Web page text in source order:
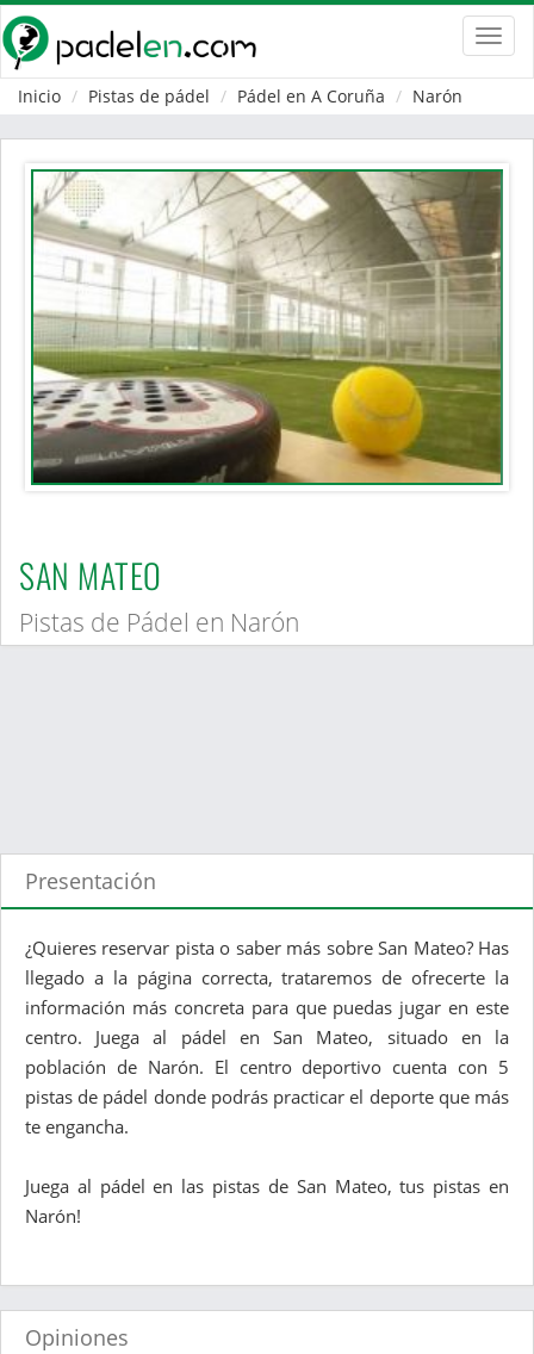
Inicio
Pistas de pádel Pádel en A Coruña Narón
SAN MATEO
Pistas de Pádel en Narón
Presentación
¿Quieres reservar pista o saber más sobre San Mateo? Has
llegado a la página correcta, trataremos de ofrecerte la
información más concreta para que puedas jugar en este
centro. Juega al pádel en San Mateo, situado en la
población de Narón. El centro deportivo cuenta con 5
pistas de pádel donde podrás practicar el deporte que más
te engancha.
Juega al pádel en las pistas de San Mateo, tus pistas en
Narón!
Opiniones